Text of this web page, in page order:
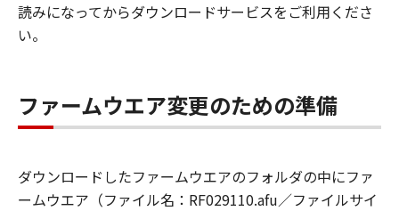
読みになってからダウンロードサービスをご利用くださ
い。
ファームウエア変更のための準備
ダウンロードしたファームウエアのフォルダの中にファ
ームウエア（ファイル名：RF029110.afu／ファイルサイ